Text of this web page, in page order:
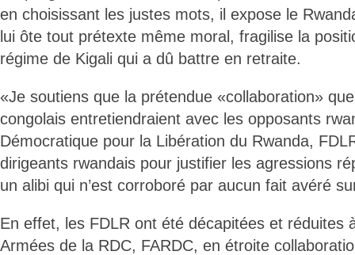
en choisissant les justes mots, il expose le
lui ôte tout prétexte même moral, fragilise la
régime de Kigali qui a dû battre en retraite.
«Je soutiens que la prétendue «collaboration»
congolais entretiendraient avec les opposants
Démocratique pour la Libération du Rwanda,
dirigeants rwandais pour justifier les agressions
un alibi qui n’est corroboré par aucun fait avéré
En effet, les FDLR ont été décapitées et réduites
Armées de la RDC, FARDC, en étroite